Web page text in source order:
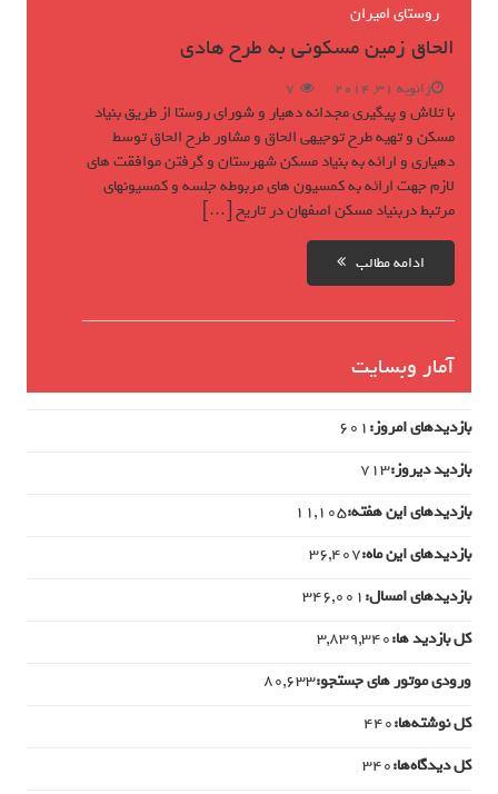
الحاق زمین مسکونی به طرح هادی
روستای امیران
ژانویه 31, 2014 7
با تلاش و پیگیری مجدانه دهیار و شورای روستا از طریق بنیاد
مسکن و تهیه طرح توجیهی الحاق و مشاور طرح الحاق توسط
دهیاری و ارائه به بنیاد مسکن شهرستان و گرفتن موافقت های
لازم جهت ارائه به کمسیون های مربوطه جلسه و کمسیونهای
مرتبط دربنیاد مسکن اصفهان در تاریخ […]
ادامه مطالب
آمار وبسایت
بازدیدهای امروز:601
بازدید دیروز:713
بازدیدهای این هفته:11,105
بازدیدهای این ماه:36,407
بازدیدهای امسال:346,001
کل بازدید ها:3,839,340
ورودی‌ موتور های جستجو:80,633
کل نوشته‌ها:440
کل دیدگاه‌ها:340